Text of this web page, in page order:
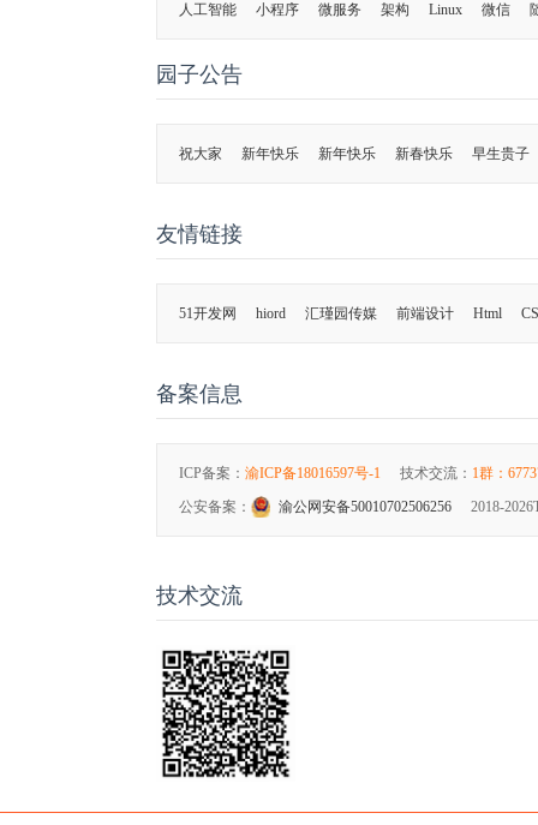
人工智能
小程序 微服务 架构 Linux 微信
园子公告
祝大家 新年快乐 新年快乐 新春快乐 早生贵子
友情链接
51开发网 hiord 汇瑾园传媒 前端设计 Html
备案信息
ICP备案： 渝ICP备18016597号-1 技术交流： 1群：
公安备案：
渝公网安备50010702506256 2018-2026
技术交流